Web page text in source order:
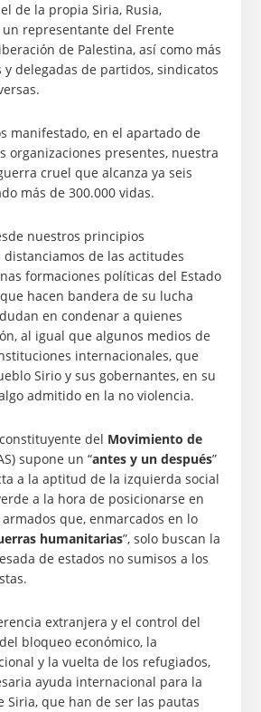
de la propia Siria, Rusia,
un representante del Frente
de Palestina, así como más
y delegadas de partidos, sindicatos
manifestado, en el apartado de
organizaciones presentes, nuestra
cruel que alcanza ya seis
más de 300.000 vidas.
nuestros principios
distanciamos de las actitudes
formaciones políticas del Estado
hacen bandera de su lucha
en condenar a quienes
al igual que algunos medios de
internacionales, que
Sirio y sus gobernantes, en su
admitido en la no violencia.
del Movimiento de
supone un “antes y un después”
a la aptitud de la izquierda social
a la hora de posicionarse en
que, enmarcados en lo
humanitarias”, solo buscan la
de estados no sumisos a los
extranjera y el control del
bloqueo económico, la
y la vuelta de los refugiados,
ayuda internacional para la
Siria, que han de ser las pautas